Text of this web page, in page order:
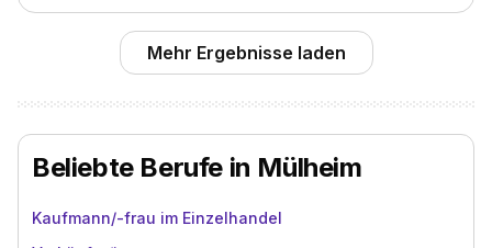
Mehr Ergebnisse laden
Beliebte Berufe in Mülheim
Kaufmann/-frau im Einzelhandel